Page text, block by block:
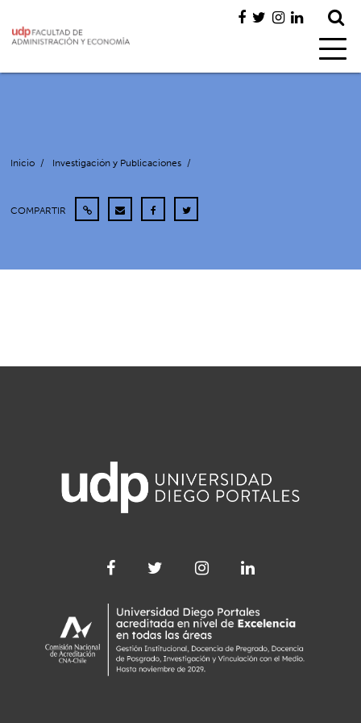
Inicio / Investigación y Publicaciones /
COMPARTIR